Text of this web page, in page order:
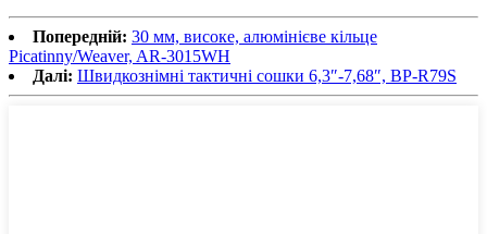
Попередній: 30 мм, високе, алюмінієве кільце
Picatinny/Weaver, AR-3015WH
Далі: Швидкознімні тактичні сошки 6,3″-7,68″, BP-R79S